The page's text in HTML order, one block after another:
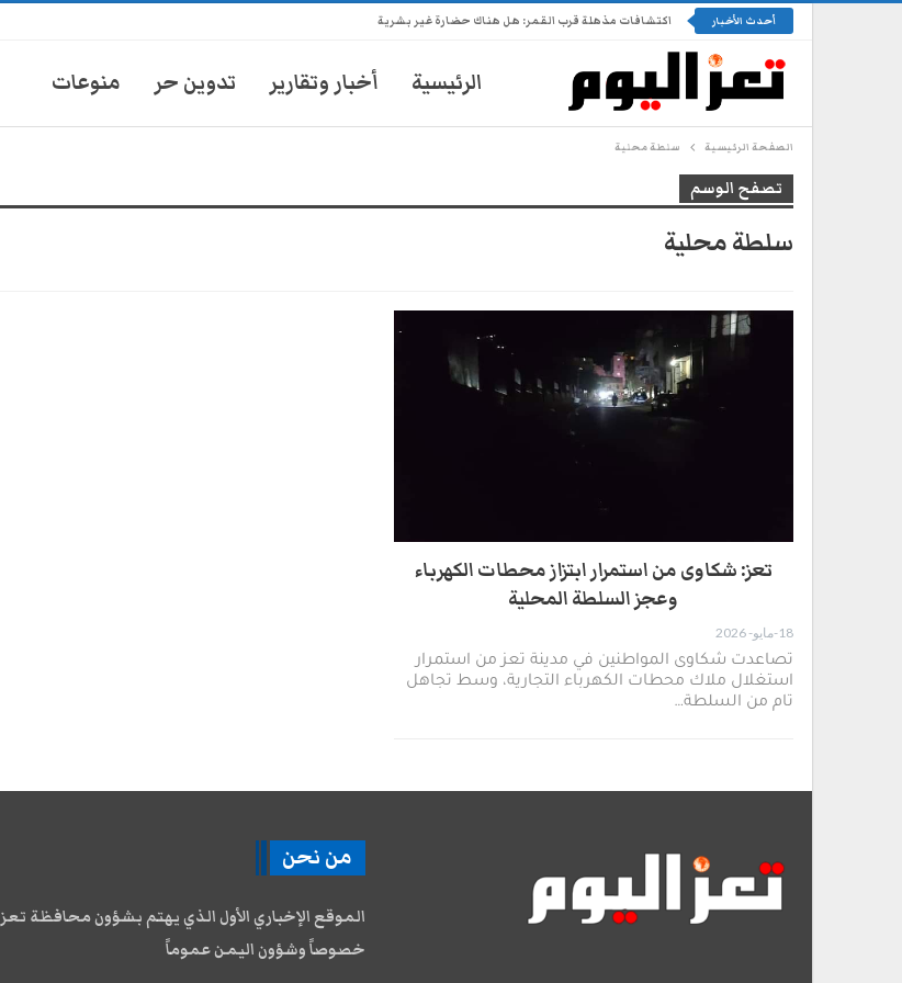
أحدث الأخبار اكتشافات مذهلة قرب القمر: هل هناك حضارة غير بشرية
الرئيسية أخبار وتقارير تدوين حر منوعات
الصفحة الرئيسية سلطة محلية
تصفح الوسم
سلطة محلية
تعز: شكاوى من استمرار ابتزاز محطات الكهرباء
وعجز السلطة المحلية
18-مايو- 2026
تصاعدت شكاوى المواطنين في مدينة تعز من استمرار
استغلال ملاك محطات الكهرباء التجارية، وسط تجاهل
تام من السلطة…
من نحن
الموقع الإخباري الأول الذي يهتم بشؤون محافظة تعز
خصوصاً وشؤون اليمن عموماً